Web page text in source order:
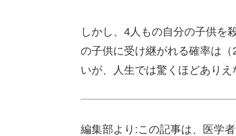
しかし、4人もの自分の子供を
の子供に受け継がれる確率は
いが、人生では驚くほどありえ
編集部より:この記事は、医学